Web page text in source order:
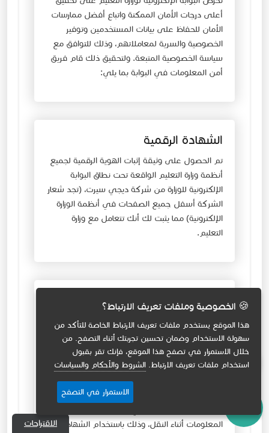
أعلى درجات الأمان الممكنة واتباع أفضل ممارسات
الأمان للحفاظ على بيانات المستخدمين وتوفير
الخصوصية والسرية لمعاملاتهم، وذلك للتوافق مع
سياسة الخصوصية المتبعة. ولتحقيق ذلك قام فريق
أمن المعلومات في البوابة بما يلي:
الشهادة الرقمية
تم الحصول على وثيقة إثبات الهوية الرقمية لجميع
أنظمة وزارة التعليم الواقعة تحت نطاق البوابة
الإلكترونية للوزارة من شركة ديجي سيرت، (تجد شعار
الشركة أسفل جميع الصفحات في أنظمة الوزارة
الإلكترونية) مما يثبت لك أنك تتعامل مع وزارة
التعليم.
تشفير التعاملات الإلكترونية وكلمات
قام فريق أمن المعلومات في البوابة بتحويل جميع
التعاملات الإلكترونية وتبادل البيانات وكلمات السر
إلى بروتوكول (HTTPS) لتشفير عملية تبادل
البيانات، وتأمين تشفيرها وتفادي مشاكل الاتصال
مثل التجسُّس أو التنصُّت. كما يُساعِد بروتوكول
المعلومات أثناء النقل، وذلك باستخدام الشهادات
💬
الاقتراحات
🍪 الخصوصية وملفات تعريف الارتباط؟
هذا الموقع يستخدم ملفات تعريف الارتباط الخاصة للتأكد من
سهولة الاستخدام وضمان تحسين تجربتك أثناء التصفح. من
خلال الاستمرار في تصفح هذا الموقع، فإنك تقر بقبول
استخدام ملفات تعريف الارتباط. الشروط والأحكام والسياسات
الاستمرار في التصفح